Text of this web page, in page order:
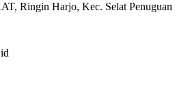
Ringin Harjo, Kec. Selat Penuguan